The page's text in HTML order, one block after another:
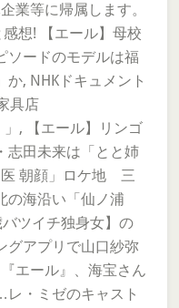
業等に帰属します。
感想! 【エール】母校
ソードのモデルは福
, NHKドキュメント
具店
」, 【エール】リンゴ
田未来は「とと姉
医 朝顔」ロケ地 三
の海沿い「仙ノ浦
ツイチ独身女】の
グアプリで山口紗弥
エール』、海宝さん
・ミゼのキャスト